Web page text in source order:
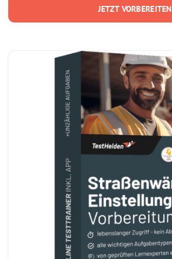
JETZT VORBEREITEN